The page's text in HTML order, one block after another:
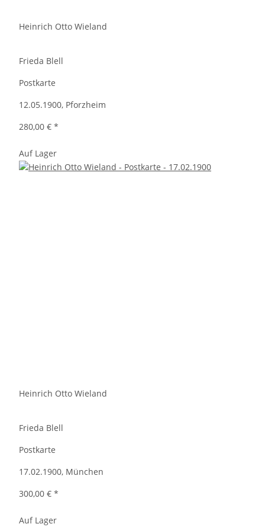
Heinrich Otto Wieland
Frieda Blell
Postkarte
12.05.1900, Pforzheim
280,00 € *
Auf Lager
Heinrich Otto Wieland
Frieda Blell
Postkarte
17.02.1900, München
300,00 € *
Auf Lager